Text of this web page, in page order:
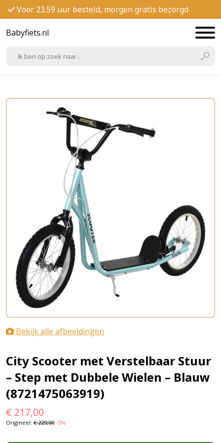
Voor 23.59 uur besteld, morgen gratis bezorgd
Babyfiets.nl
Bekijk alle afbeeldingen
City Scooter met Verstelbaar Stuur
– Step met Dubbele Wielen – Blauw
(8721475063919)
€ 217,00
Origineel: €229,00 -5%